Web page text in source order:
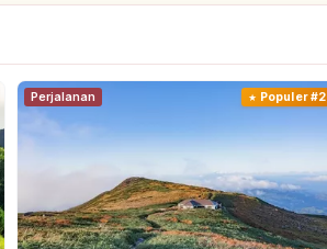
Perjalanan Populer #2